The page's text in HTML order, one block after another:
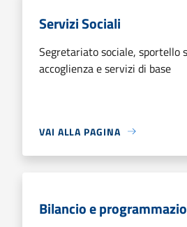
Servizi Sociali
Segretariato sociale, sportello
accoglienza e servizi di base
VAI ALLA PAGINA
Bilancio e